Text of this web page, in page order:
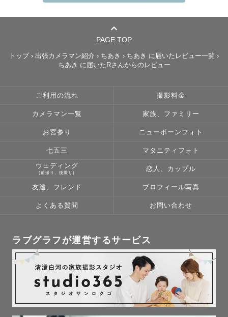
写真への希望、イメージ、想い、不安や悩み、雑談etc…
どんな些細な事でも構いません！！
【撮影スタイル】
どんなポーズをすれば良いの？
皆さん悩まれるかと思います…。
撮影中は堅苦しくならずに、楽しくお話をしながら進めて
いきます！
なので、皆さんだんだんと自然な笑顔になっていきますよ
ポージングを考えるのも好きなので、任せて頂いて大丈夫
す！
【ウエディング】
自然体な雰囲気で残す前撮り写真が得意です📸
PAGE TOP
トップ › 出張カメラマン紹介 › ちあき › ちあき に届いたレビュー一覧 ›
ちあき に届いたRさんからのレビュー
ご利用の流れ 撮影料金
カメラマン一覧 家族、ファミリー
お宮参り ニューボーンフォト
七五三 マタニティフォト
ウェディング
(前撮り、後撮り)
恋人、カップル
友達、フレンド プロフィール写真
よくある質問 お問い合わせ
ラブグラフが運営するサービス